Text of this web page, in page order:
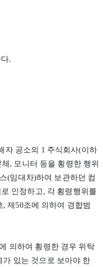
.
자 공소외 1 주식회사(이하
, 모니터 등을 횡령한 행위
(임대차)하여 보관하던 컴
인정하고, 각 횡령행위를
제50조에 의하여 경합범
의하여 횡령한 경우 위탁
있는 것으로 보아야 한